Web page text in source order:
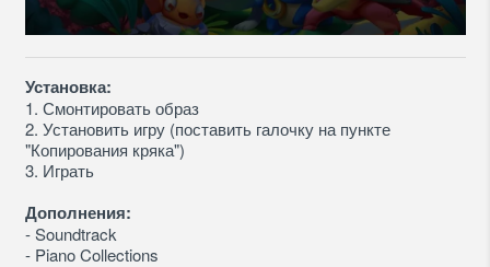
Установка:
1. Смонтировать образ
2. Установить игру (поставить галочку на пункте
"Копирования кряка")
3. Играть
Дополнения:
- Soundtrack
- Piano Collections